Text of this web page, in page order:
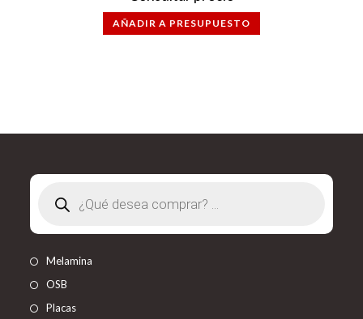
AÑADIR A PRESUPUESTO
productos
Melamina
OSB
Placas